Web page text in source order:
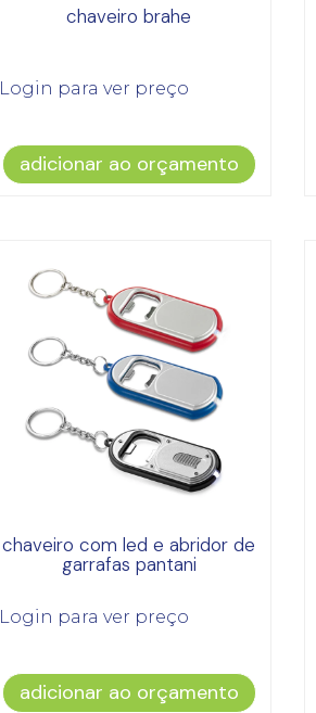
chaveiro brahe
Login para ver preço
adicionar ao orçamento
chaveiro com led e abridor de
garrafas pantani
Login para ver preço
adicionar ao orçamento